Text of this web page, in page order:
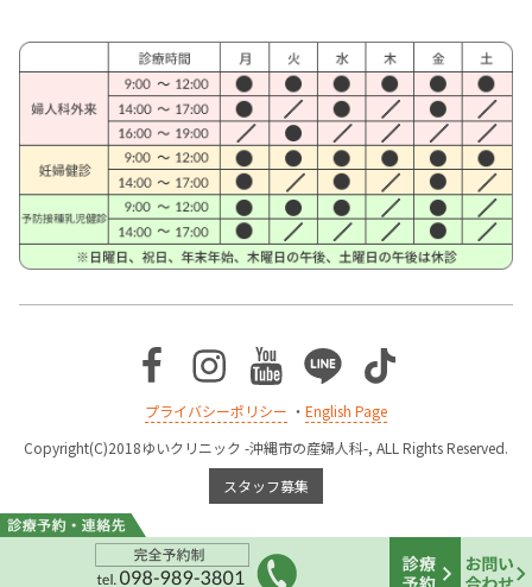
Facebook
Instagram
Youtube
LineTikTok
プライバシーポリシー ・ English Page
Copyright(C)2018ゆいクリニック -沖縄市の産婦人科-, ALL Rights Reserved.
スタッフ募集